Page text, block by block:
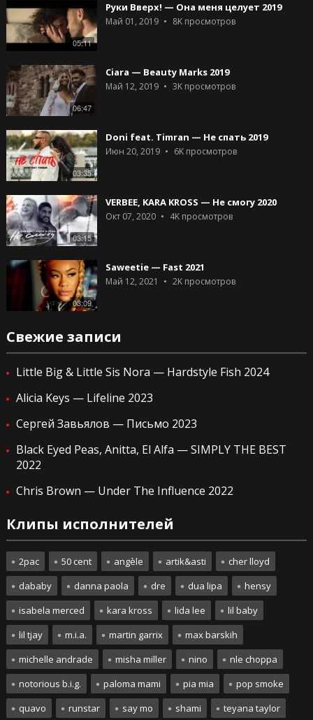
05:11
Руки Вверх! — Она меня целует 2019
Май 01, 2019 8Kпросмотров
06:47
Ciara — Beauty Marks 2019
Май 12, 2019 3Kпросмотров
03:35
Doni feat. Timran — Не спать 2019
Июн 20, 2019 6Kпросмотров
03:15
VERBEE, KARA KROSS — Не смогу 2020
Окт 07, 2020 4Kпросмотров
03:09
Saweetie — Fast 2021
Май 12, 2021 2Kпросмотров
Свежие записи
Little Big & Little Sis Nora — Hardstyle Fish 2024
Alicia Keys — Lifeline 2023
Сергей Завьялов — Письмо 2023
Black Eyed Peas, Anitta, El Alfa — SIMPLY THE BEST
2022
Chris Brown — Under The Influence 2022
Клипы исполнителей
2pac 50 cent angèle artik&asti
cher lloyd
dababy
danna paola dre dua lipa
hensy
isabela merced
kara kross lida lee
lil baby
lil tjay
m.i.a. martin garrix
max barskih
michelle andrade
misha miller nino
nle choppa
notorious b.i.g.
paloma mami pia mia
pop smoke
quavo
runstar say mo shami teyana taylor